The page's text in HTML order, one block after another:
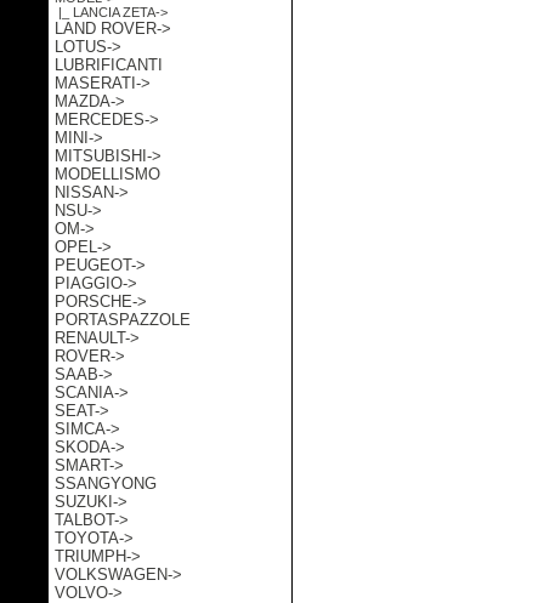
|_ LANCIA ZETA->
LAND ROVER->
LOTUS->
LUBRIFICANTI
MASERATI->
MAZDA->
MERCEDES->
MINI->
MITSUBISHI->
MODELLISMO
NISSAN->
NSU->
OM->
OPEL->
PEUGEOT->
PIAGGIO->
PORSCHE->
PORTASPAZZOLE
RENAULT->
ROVER->
SAAB->
SCANIA->
SEAT->
SIMCA->
SKODA->
SMART->
SSANGYONG
SUZUKI->
TALBOT->
TOYOTA->
TRIUMPH->
VOLKSWAGEN->
VOLVO->